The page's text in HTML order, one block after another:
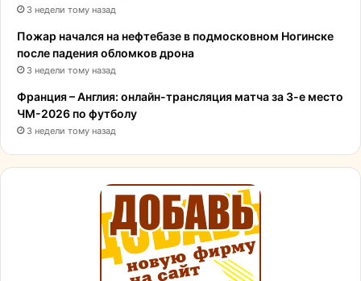
3 недели тому назад
Пожар начался на нефтебазе в подмосковном Ногинске
после падения обломков дрона
3 недели тому назад
Франция – Англия: онлайн-трансляция матча за 3-е место
ЧМ-2026 по футболу
3 недели тому назад